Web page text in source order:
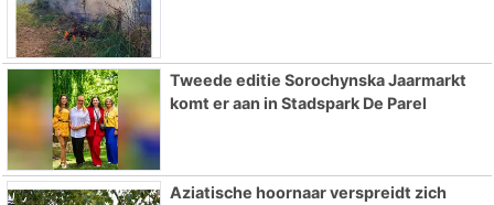
Tweede editie Sorochynska Jaarmarkt
komt er aan in Stadspark De Parel
Aziatische hoornaar verspreidt zich